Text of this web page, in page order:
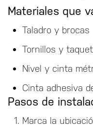
Materiales que
Taladro y brocas
Tornillos y
Nivel y cinta
Cinta adhesiva
Pasos de
Marca la